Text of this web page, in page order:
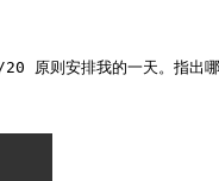
原则安排我的一天。指出